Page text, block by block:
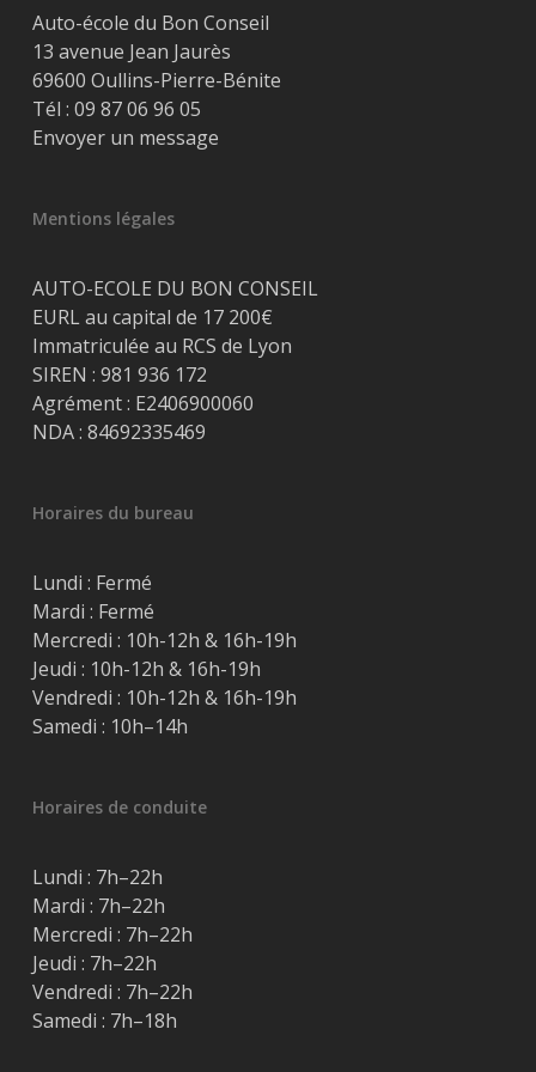
Auto-école du Bon Conseil
13 avenue Jean Jaurès
69600 Oullins-Pierre-Bénite
Tél : 09 87 06 96 05
Envoyer un message
Mentions légales
AUTO-ECOLE DU BON CONSEIL
EURL au capital de 17 200€
Immatriculée au RCS de Lyon
SIREN : 981 936 172
Agrément : E2406900060
NDA : 84692335469
Horaires du bureau
Lundi : Fermé
Mardi : Fermé
Mercredi : 10h-12h & 16h-19h
Jeudi : 10h-12h & 16h-19h
Vendredi : 10h-12h & 16h-19h
Samedi : 10h–14h
Horaires de conduite
Lundi : 7h–22h
Mardi : 7h–22h
Mercredi : 7h–22h
Jeudi : 7h–22h
Vendredi : 7h–22h
Samedi : 7h–18h